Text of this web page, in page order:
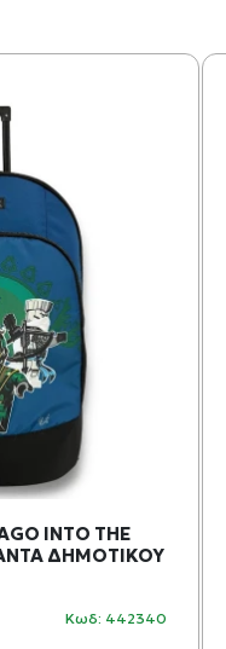
INTO THE
ΔΗΜΟΤΙΚΟΥ
Κωδ: 442340